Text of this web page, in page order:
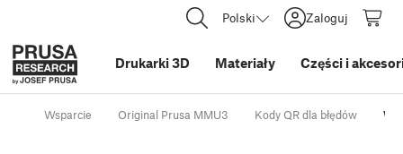
Polski Zaloguj
Drukarki 3D Materiały Części i
Wsparcie Original Prusa MMU3 Kody QR dla błędów